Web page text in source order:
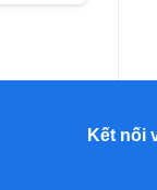
Kết nối